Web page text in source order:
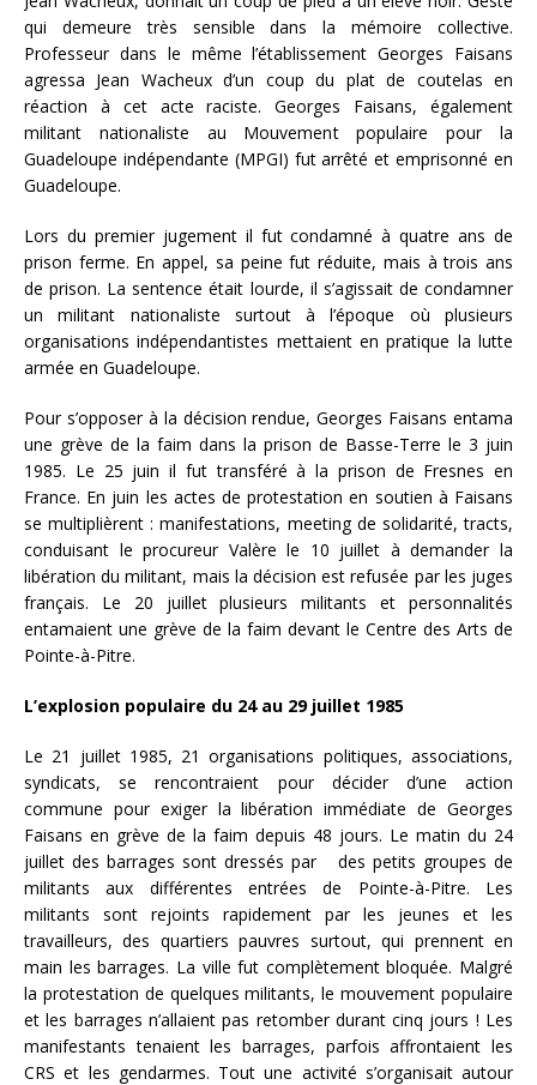
qui demeure très sensible dans la mémoire collective.
Professeur dans le même l’établissement Georges Faisans
agressa Jean Wacheux d’un coup du plat de coutelas en
réaction à cet acte raciste. Georges Faisans, également
militant nationaliste au Mouvement populaire pour la
Guadeloupe indépendante (MPGI) fut arrêté et emprisonné en
Guadeloupe.
Lors du premier jugement il fut condamné à quatre ans de
prison ferme. En appel, sa peine fut réduite, mais à trois ans
de prison. La sentence était lourde, il s’agissait de condamner
un militant nationaliste surtout à l’époque où plusieurs
organisations indépendantistes mettaient en pratique la lutte
armée en Guadeloupe.
Pour s’opposer à la décision rendue, Georges Faisans entama
une grève de la faim dans la prison de Basse-Terre le 3 juin
1985. Le 25 juin il fut transféré à la prison de Fresnes en
France. En juin les actes de protestation en soutien à Faisans
se multiplièrent : manifestations, meeting de solidarité, tracts,
conduisant le procureur Valère le 10 juillet à demander la
libération du militant, mais la décision est refusée par les juges
français. Le 20 juillet plusieurs militants et personnalités
entamaient une grève de la faim devant le Centre des Arts de
Pointe-à-Pitre.
L’explosion populaire du 24 au 29 juillet 1985
Le 21 juillet 1985, 21 organisations politiques, associations,
syndicats, se rencontraient pour décider d’une action
commune pour exiger la libération immédiate de Georges
Faisans en grève de la faim depuis 48 jours. Le matin du 24
juillet des barrages sont dressés par des petits groupes de
militants aux différentes entrées de Pointe-à-Pitre. Les
militants sont rejoints rapidement par les jeunes et les
travailleurs, des quartiers pauvres surtout, qui prennent en
main les barrages. La ville fut complètement bloquée. Malgré
la protestation de quelques militants, le mouvement populaire
et les barrages n’allaient pas retomber durant cinq jours ! Les
manifestants tenaient les barrages, parfois affrontaient les
CRS et les gendarmes. Tout une activité s’organisait autour